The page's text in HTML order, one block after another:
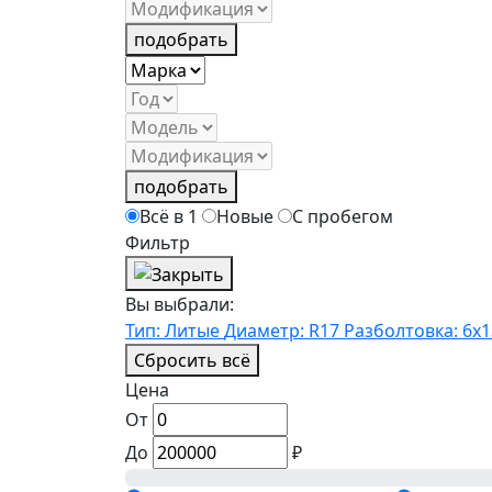
подобрать
подобрать
Всё в 1
Новые
С пробегом
Фильтр
Вы выбрали:
Тип: ЛитыеДиаметр: R17 Разболтовка:
Сбросить всё
Цена
От
До
₽